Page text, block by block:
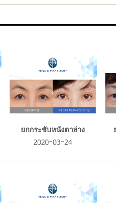
ยกกระชับหนังตาล่าง
2020-03-24